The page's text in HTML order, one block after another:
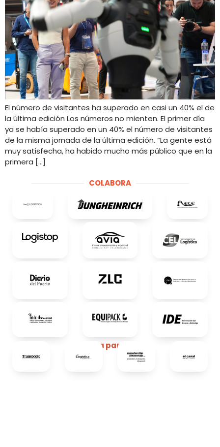
El número de visitantes ha superado en casi un 40% el de
la última edición Los números no mienten. El primer día
ya se había superado en un 40% el número de visitantes
de la misma jornada de la última edición. “La gente está
muy satisfecha, ha habido mucho más público que en la
primera […]
COLABORA
Media partners